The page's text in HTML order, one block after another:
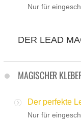
Nur für
DER LEAD
MAGISCHER
Der perfekte
Nur für